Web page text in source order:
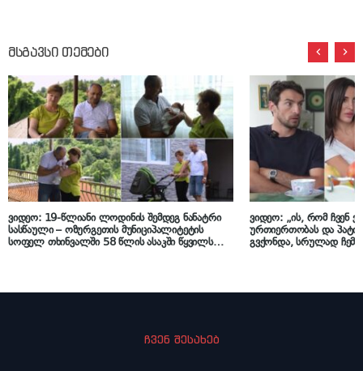
მსგავსი თემები
ვიდეო: 19-წლიანი ლოდინის შემდეგ ნანატრი
სასწაული – ოზურგეთის მუნიციპალიტეტის
სოფელ თხინვალში 58 წლის ასაკში წყვილს
ვიდეო: „ის, რომ ჩვენ
ურთიერთობას და
გვქონდა, სრულად
ჩვენ შესახებ